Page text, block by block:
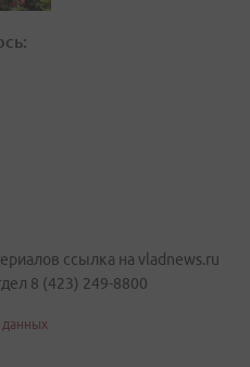
ссылка на vladnews.ru
8 (423) 249-8800
данных